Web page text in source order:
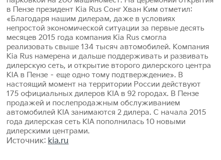
в Пензе президент Kia Rus Сонг Хван Ким отметил:
«Благодаря нашим дилерам, даже в условиях
непростой экономической ситуации за первые десять
месяцев 2015 года компания Kia Rus смогла
реализовать свыше 134 тысяч автомобилей. Компания
Kia Rus намерена и дальше поддерживать и развивать
дилерскую сеть, и открытие второго дилерского центра
KIA в Пензе – еще одно тому подтверждение». В
настоящий момент на территории России действуют
175 официальных дилеров KIA в 92 городах. В Пензе
продажей и послепродажным обслуживанием
автомобилей KIA занимаются 2 дилера. С начала 2015
года дилерская сеть KIA пополнилась 10 новыми
дилерскими центрами.
Источник: kia.ru